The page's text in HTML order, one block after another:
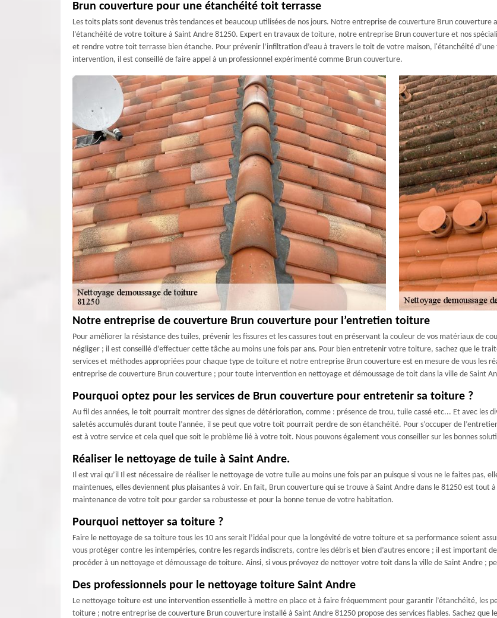
Brun couverture pour une étanchéité toit terrasse
Les toits plats sont devenus très tendances et beaucoup utilisées de nos jours. Notre entreprise de couverture Brun couverture
l’étanchéité de votre toiture à Saint Andre 81250. Expert en travaux de toiture, notre entreprise Brun couverture et nos
et rendre votre toit terrasse bien étanche. Pour prévenir l’infiltration d’eau à travers le toit de votre maison, l'étanchéité
intervention, il est conseillé de faire appel à un professionnel expérimenté comme Brun couverture.
Notre entreprise de couverture Brun couverture pour l’entretien toiture
Pour améliorer la résistance des tuiles, prévenir les fissures et les cassures tout en préservant la couleur de vos matériaux de
négliger ; il est conseillé d’effectuer cette tâche au moins une fois par ans. Pour bien entretenir votre toiture, sachez que le
services et méthodes appropriées pour chaque type de toiture et notre entreprise Brun couverture est en mesure de vous les
entreprise de couverture Brun couverture ; pour toute intervention en nettoyage et démoussage de toit dans la ville de Saint
Pourquoi optez pour les services de Brun couverture pour entretenir sa toiture ?
Au fil des années, le toit pourrait montrer des signes de détérioration, comme : présence de trou, tuile cassé etc... Et avec les
saletés accumulés durant toute l’année, il se peut que votre toit pourrait perdre de son étanchéité. Pour s’occuper de
est à votre service et cela quel que soit le problème lié à votre toit. Nous pouvons également vous conseiller sur les bonnes
Réaliser le nettoyage de tuile à Saint Andre.
Il est vrai qu’il Il est nécessaire de réaliser le nettoyage de votre tuile au moins une fois par an puisque si vous ne le faites pas,
maintenues, elles deviennent plus plaisantes à voir. En fait, Brun couverture qui se trouve à Saint Andre dans le 81250 est
maintenance de votre toit pour garder sa robustesse et pour la bonne tenue de votre habitation.
Pourquoi nettoyer sa toiture ?
Faire le nettoyage de sa toiture tous les 10 ans serait l’idéal pour que la longévité de votre toiture et sa performance soient
vous protéger contre les intempéries, contre les regards indiscrets, contre les débris et bien d’autres encore ; il est important
procéder à un nettoyage et démoussage de toiture. Ainsi, si vous prévoyez de nettoyer votre toit dans la ville de Saint Andre ;
Des professionnels pour le nettoyage toiture Saint Andre
Le nettoyage toiture est une intervention essentielle à mettre en place et à faire fréquemment pour garantir l’étanchéité, les
toiture ; notre entreprise de couverture Brun couverture installé à Saint Andre 81250 propose des services fiables. Sachez que